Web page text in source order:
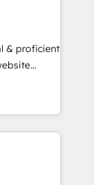
over a
& proficient
hub
Impact